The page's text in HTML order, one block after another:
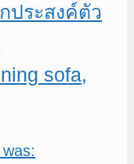
ประสงค์ตัว
sofa,